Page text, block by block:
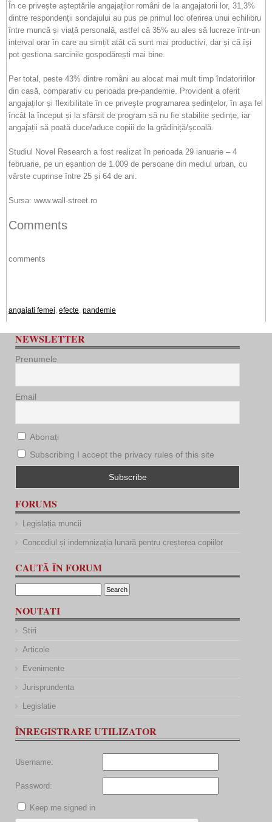
În ce privește așteptările angajaților români de la angajatorii lor, 31,3%
dintre respondenții sondajului au pus pe primul loc oferirea unui echilibru
între muncă și viață personală, astfel că 35% au ales să lucreze într-un
interval orar în care au simțit atât că sunt mai productivi, dar și că își
pot gestiona sarcinile gospodărești mai bine.
Per total, peste 43% dintre români au alocat mai mult timp îndatoririlor
din casă, comparativ cu perioada pre-pandemie. Provident a oferit
angajaților și flexibilitate în ce privește programarea ședințelor, în așa fel
încât la început și la sfârșit de program să nu fie stabilite ședințe, iar
angajații să poată duce/aduce copiii de la grădiniță/școală.
Studiul Novel Research a fost realizat în perioada 29 ianuarie – 4
februarie, pe un eșantion de 1.009 de persoane din mediul urban, cu
vârste cuprinse între 25 și 64 de ani.
Sursa: www.wall-street.ro
Comments
comments
angajati femei, efecte, pandemie
NEWSLETTER
Prenumele
Email
Abonați
Subscribing I accept the privacy rules of this site
FORUMS
Legislația muncii
Concediul și indemnizația lunară pentru creșterea copiilor
CAUTĂ ÎN FORUM
NOUTATI
Stiri
Articole
Evenimente
Jurisprundenta
Legislatie
ÎNREGISTRARE UTILIZATOR
Username:
Password:
Keep me signed in